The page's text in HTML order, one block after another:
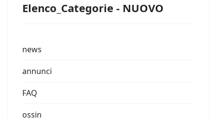
Elenco_Categorie - NUOVO
news
annunci
FAQ
ossin